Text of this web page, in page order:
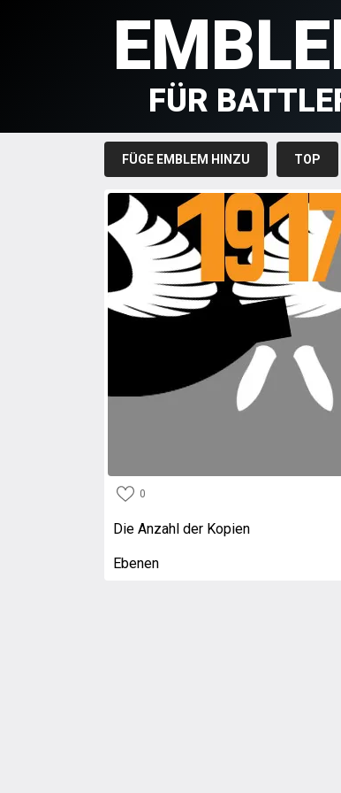
FÜR
FÜGE EMBLEM HINZU TOP
0
Die Anzahl der Kopien
Ebenen